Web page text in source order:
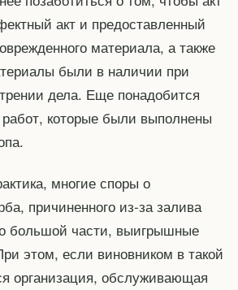
акт и предоставленный
материала, а также
были в наличии при
дела. Еще понадобится
которые были выполнены
многие споры о
причиненного из-за залива
большой части, выигрышные
этом, если виновником в такой
организация, обслуживающая